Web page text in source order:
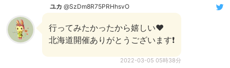
ユカ @SzDm8R75PRHhsvO
行ってみたかったから嬉しい❤️
北海道開催ありがとうございます❗️
2022-03-05 05時38分